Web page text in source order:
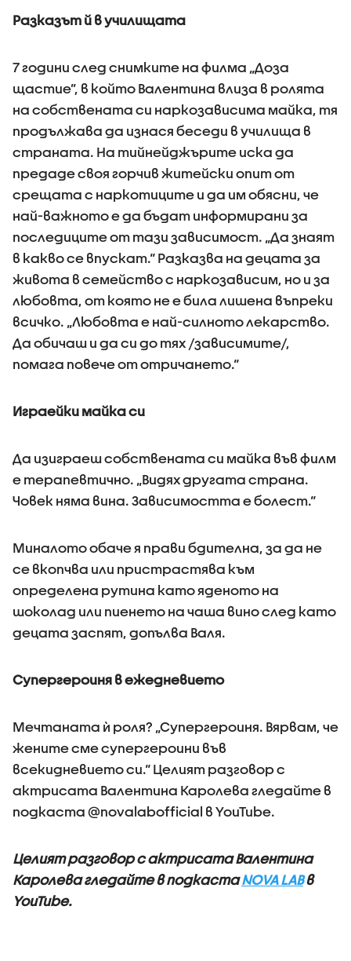
Разказът й в училищата
7 години след снимките на филма „Доза
щастие”, в който Валентина влиза в ролята
на собствената си наркозависима майка, тя
продължава да изнася беседи в училища в
страната. На тийнейджърите иска да
предаде своя горчив житейски опит от
срещата с наркотиците и да им обясни, че
най-важното е да бъдат информирани за
последиците от тази зависимост. „Да знаят
в какво се впускат.“ Разказва на децата за
живота в семейство с наркозависим, но и за
любовта, от която не е била лишена въпреки
всичко. „Любовта е най-силното лекарство.
Да обичаш и да си до тях /зависимите/,
помага повече от отричането.“
Играейки майка си
Да изиграеш собствената си майка във филм
е терапевтично. „Видях другата страна.
Човек няма вина. Зависимостта е болест.“
Миналото обаче я прави бдителна, за да не
се вкопчва или пристрастява към
определена рутина като яденото на
шоколад или пиенето на чаша вино след като
децата заспят, допълва Валя.
Супергероиня в ежедневието
Мечтаната ѝ роля? „Супергероиня. Вярвам, че
жените сме супергероини във
всекидневието си.“ Целият разговор с
актрисата Валентина Каролева гледайте в
подкаста @novalabofficial в YouTube.
Целият разговор с актрисата Валентина
Каролева гледайте в подкастаNOVA LAB в
YouTube.